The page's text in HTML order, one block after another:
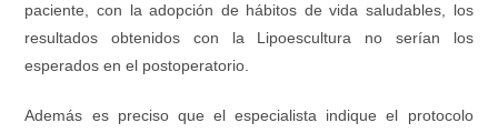
paciente, con la adopción de hábitos de vida saludables, los
resultados obtenidos con la Lipoescultura no serían los
esperados en el postoperatorio.
Además es preciso que el especialista indique el protocolo